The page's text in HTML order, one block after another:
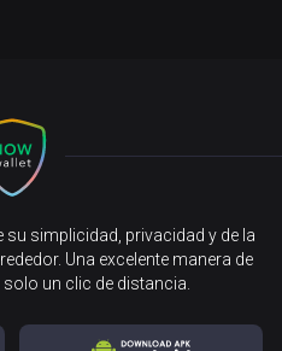
su simplicidad, privacidad y de la
Una excelente manera de
un clic de distancia.